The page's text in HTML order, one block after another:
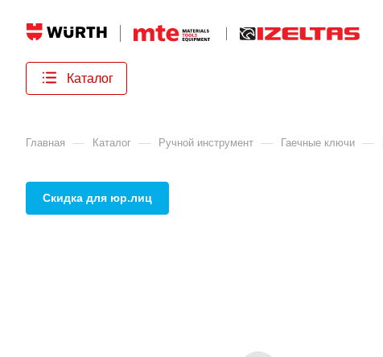
Каталог
Главная
— Каталог — Ручной инструмент — Гаечные ключи —
Скидка для юр.лиц